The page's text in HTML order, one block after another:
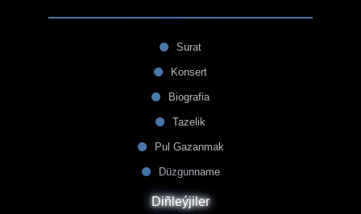
Surat
Konsert
Biografia
Tazelik
Pul Gazanmak
Düzgunname
Diñleýjiler